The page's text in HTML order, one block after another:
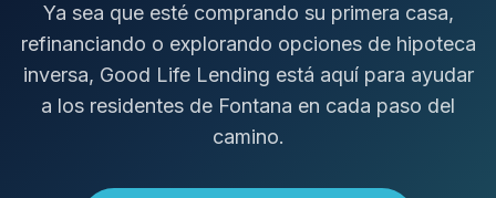
Ya sea que esté comprando su primera casa,
refinanciando o explorando opciones de hipoteca
inversa, Good Life Lending está aquí para ayudar
a los residentes de Fontana en cada paso del
camino.